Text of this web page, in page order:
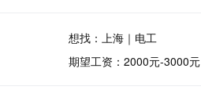
想找：上海｜电工
期望工资：2000元-3000元